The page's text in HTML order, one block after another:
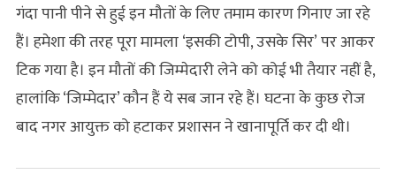
गंदा पानी पीने से हुई इन मौतों के लिए तमाम कारण गिनाए जा रहे
हैं। हमेशा की तरह पूरा मामला ‘इसकी टोपी, उसके सिर’ पर आकर
टिक गया है। इन मौतों की जिम्मेदारी लेने को कोई भी तैयार नहीं है,
हालांकि ‘जिम्‍मेदार’ कौन हैं ये सब जान रहे हैं। घटना के कुछ रोज
बाद नगर आयुक्त को हटाकर प्रशासन ने खानापूर्ति कर दी थी।